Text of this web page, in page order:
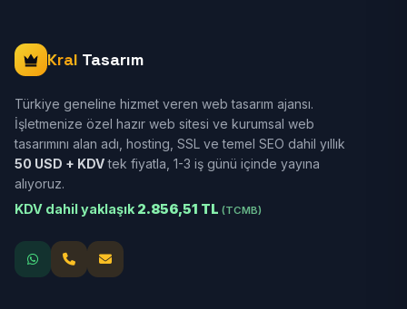
Kral Tasarım
Türkiye geneline hizmet veren web tasarım ajansı.
İşletmenize özel hazır web sitesi ve kurumsal web
tasarımını alan adı, hosting, SSL ve temel SEO dahil yıllık
50 USD + KDVtek fiyatla, 1-3 iş günü içinde yayına
alıyoruz.
KDV dahil yaklaşık 2.856,51 TL (TCMB)